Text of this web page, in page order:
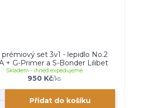
prémiový set 3v1 - lepidlo No.2
+ G-Primer a S-Bonder Lilibet
950 Kč/ks
Skladem - ihned expedujeme
Přidat do košíku